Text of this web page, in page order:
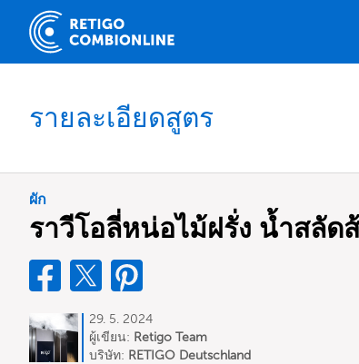
รายละเอียดสูตร
ผัก
ราวีโอลี่หน่อไม้ฝรั่ง น้ำสลัด
29. 5. 2024
ผู้เขียน: Retigo Team
Deutschland
บริษัท: RETIGO Deutschland